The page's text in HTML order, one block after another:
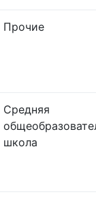
Прочие
Средняя
школа